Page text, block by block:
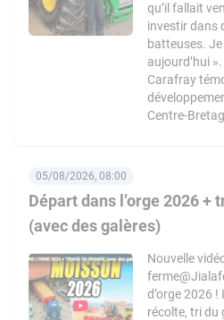
qu’il fallait
investir dans
batteuses. Je
aujourd’hui
Carafray
Centre-
Départ dans l’orge 2026 +
(avec des galères)
05/08/2026, 08:00
Nouvelle
d’orge 2026
récolte, tri du